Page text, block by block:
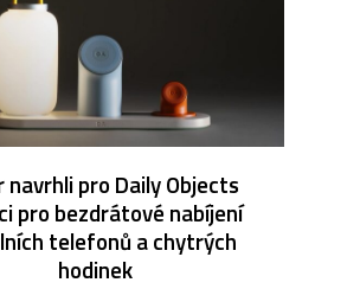
navrhli pro Daily Objects
pro bezdrátové nabíjení
telefonů a chytrých
hodinek